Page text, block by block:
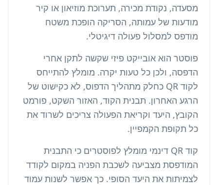
מסעדה, נקודת מכירה, תערוכת מוזיאון או קיר
מודעות של עמותה, הסריקה הופכת משטח
מודפס למסלול פעולה דיגיטלי.
פוסטר הוא אובייקט פיזי שקשה לתקן אחרי
הדפסה, ולכן כל טעות יקרה. מומלץ להתייחס
לקוד QR כחלק מתהליך הדפוס, לא כקישוט של
הרגע האחרון. תבנית הקוד, האזור השקט, פורמט
הקובץ, היעד וקריאת הפעולה צריכים לשרוד את
כל תקופת הקמפיין.
קוד QR דינמי מומלץ לפוסטרים כי התבנית
המודפסת מצביעה לשכבת הפניה במקום לקודד
לצמיתות את היעד הסופי. כך אפשר לשנות עמוד